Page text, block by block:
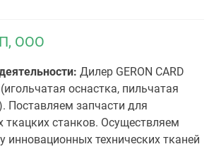
ООО
Дилер GERON CARD
(игольчатая оснастка, пильчатая
Поставляем запчасти для
ткацких станков. Осуществляем
инновационных технических тканей